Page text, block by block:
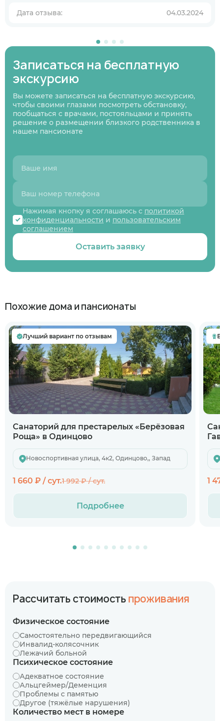
Дата отзыва: 04.03.2024
Записаться на бесплатную
экскурсию
Вы можете записаться на бесплатную экскурсию,
чтобы своими глазами посмотреть обстановку,
пообщаться с врачами, постояльцами и принять
решение о размещении близкого родственника в
нашем пансионате
Нажимая кнопку я соглашаюсь с политикой
конфиденциальности и пользовательским
соглашением
Оставить заявку
Похожие дома и пансионаты
Лучший вариант по отзывам
Санаторий для престарелых «Берёзовая
Роща» в Одинцово
Новоспортивная улица, 4к2, Одинцово,, Запад
1 660 ₽ / сут.1 992 ₽ / сут.
Подробнее
1
Рассчитать стоимость проживания
Физическое состояние
Самостоятельно передвигающийся
Инвалид-колясочник
Лежачий больной
Психическое состояние
Адекватное состояние
Альцгеймер/Деменция
Проблемы с памятью
Другое (тяжёлые нарушения)
Количество мест в номере
Предыдущий вопрос
Следующий вопрос
с политикой
конфиденциальности
Оставить заявку
Нажимая кнопку я соглашаюсьс политикой
конфиденциальностии пользовательским
соглашением
Перезвоните мне
Нажимая кнопку я соглашаюсьс политикой
конфиденциальности
соглашением
Записаться
Нажимая кнопку я соглашаюсьс политикой
конфиденциальности
соглашением
Записаться